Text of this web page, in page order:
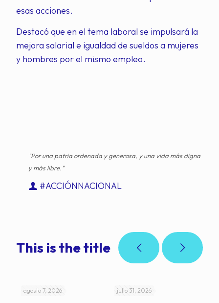
esas acciones.
Destacó que en el tema laboral se impulsará la
mejora salarial e igualdad de sueldos a mujeres
y hombres por el mismo empleo.
"Por una patria ordenada y generosa, y una vida más digna
y más libre."
#ACCIÓNNACIONAL
This is the title
agosto 7, 2026 julio 31, 2026